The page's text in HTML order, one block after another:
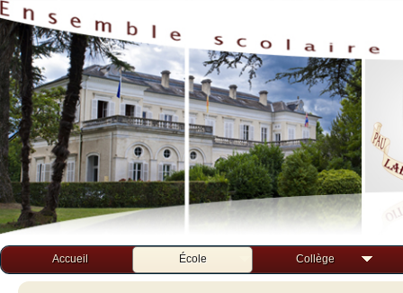
Accueil École Collège